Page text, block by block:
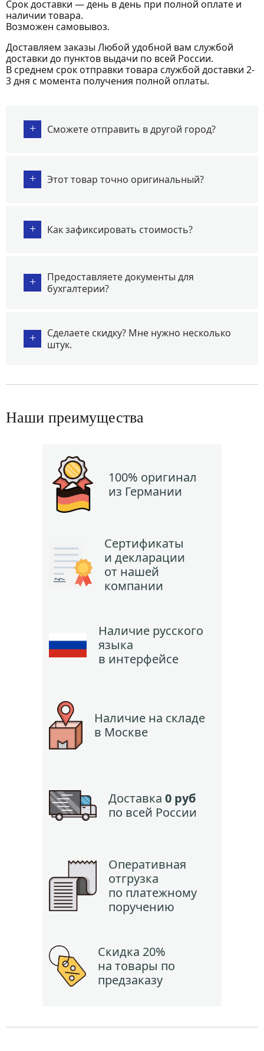
Срок доставки — день в день при полной оплате и
наличии товара.
Возможен самовывоз.
Доставляем заказы Любой удобной вам службой
доставки до пунктов выдачи по всей России.
В среднем срок отправки товара службой доставки 2-
3 дня с момента получения полной оплаты.
+ Сможете отправить в другой город?
+ Этот товар точно оригинальный?
+ Как зафиксировать стоимость?
+
Предоставляете документы для
бухгалтерии?
+
Сделаете скидку? Мне нужно несколько
штук.
Наши преимущества
100% оригинал
из Германии
Сертификаты
и декларации
от нашей
компании
Наличие русского
языка
в интерфейсе
Наличие на складе
в Москве
Доставка 0 руб
по всей России
Оперативная
отгрузка
по платежному
поручению
Скидка 20%
на товары по
предзаказу